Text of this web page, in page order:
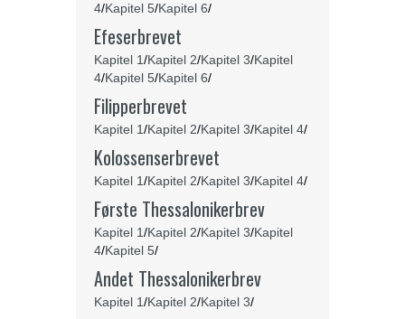
4/Kapitel 5/Kapitel 6/
Efeserbrevet
Kapitel 1/Kapitel 2/Kapitel 3/Kapitel
4/Kapitel 5/Kapitel 6/
Filipperbrevet
Kapitel 1/Kapitel 2/Kapitel 3/Kapitel 4/
Kolossenserbrevet
Kapitel 1/Kapitel 2/Kapitel 3/Kapitel 4/
Første Thessalonikerbrev
Kapitel 1/Kapitel 2/Kapitel 3/Kapitel
4/Kapitel 5/
Andet Thessalonikerbrev
Kapitel 1/Kapitel 2/Kapitel 3/